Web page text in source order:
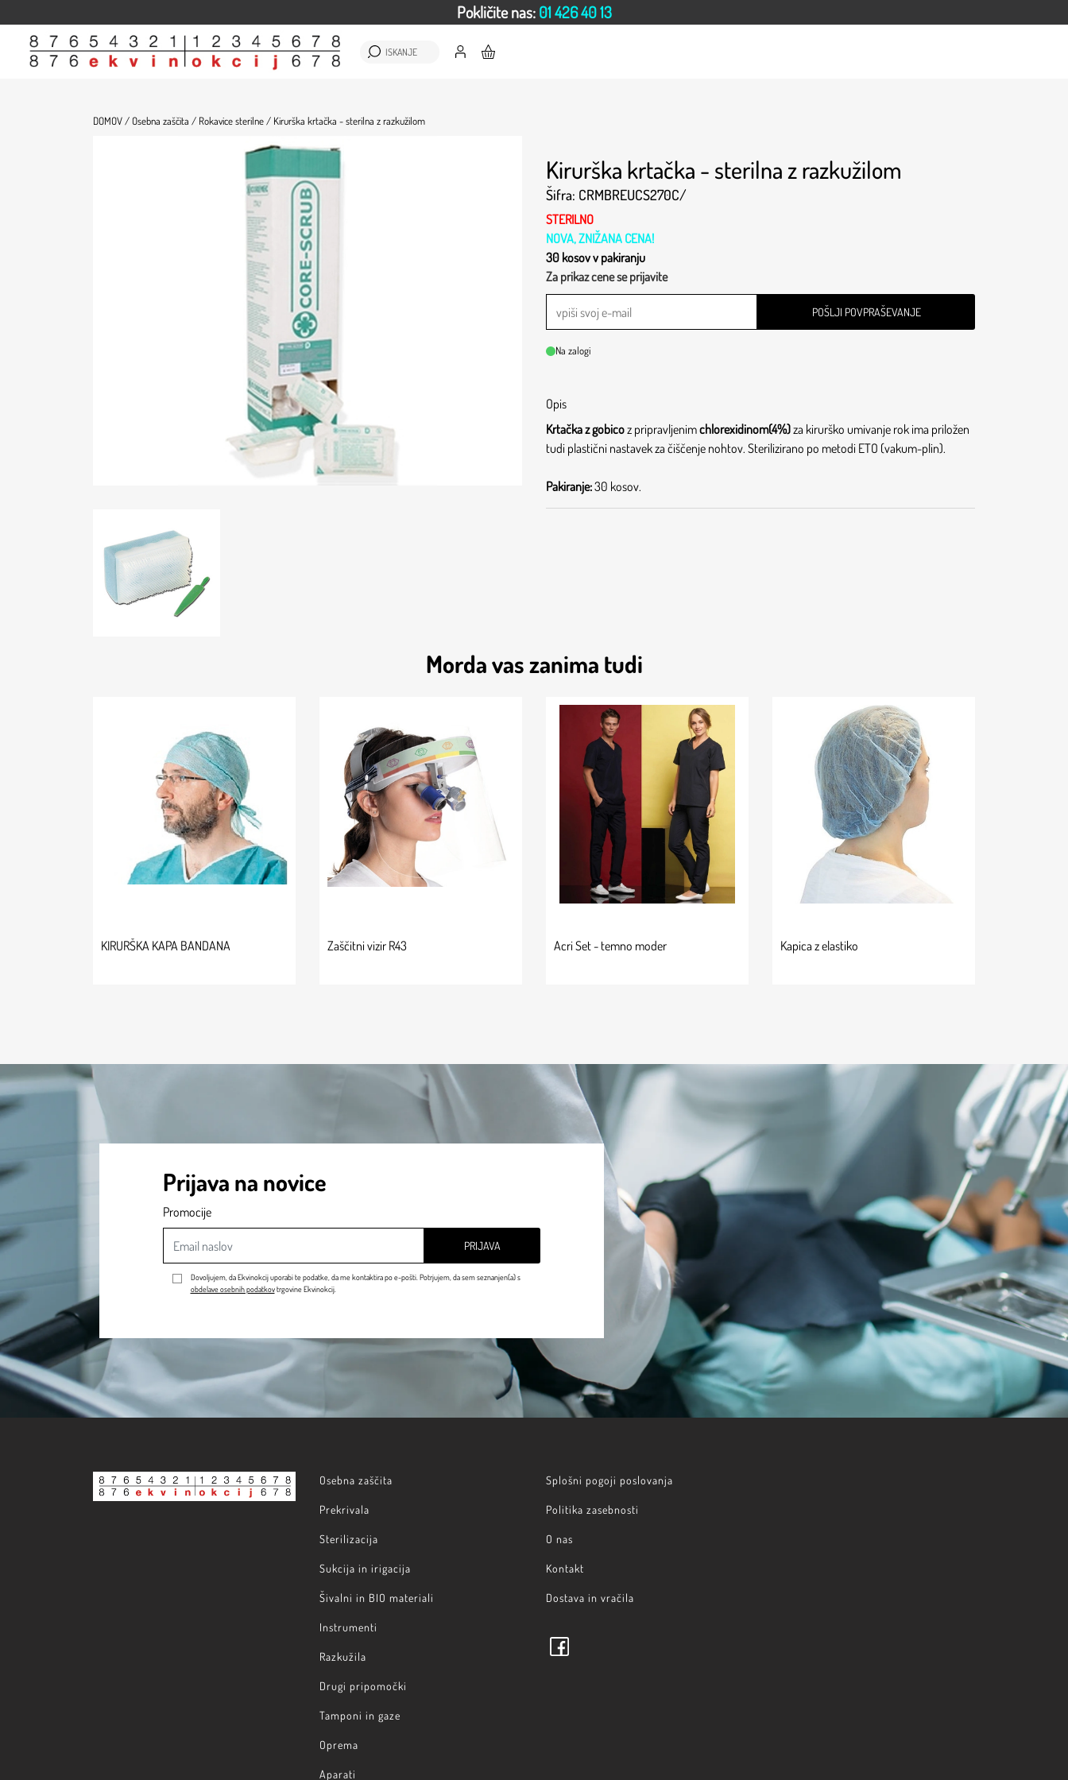
Pokličite nas:01 426 40 13
Domov Trgovina Članki O nas Kontakt ISKANJE
DOMOV /Osebna zaščita / Rokavice sterilne / Kirurška krtačka - sterilna z razkužilom
Kirurška krtačka - sterilna z razkužilom
Šifra: CRMBREUCS270C/
STERILNO
NOVA, ZNIŽANA CENA!
30 kosov v pakiranju
Za prikaz cene se prijavite
POŠLJI POVPRAŠEVANJE
Na zalogi
Opis
Krtačka z gobicoz pripravljenimchlorexidinom(4%)za kirurško umivanje rok ima priložen
tudi plastični nastavek za čiščenje nohtov. Sterilizirano po metodi ETO (vakum-plin).
Pakiranje:30 kosov.
Morda vas zanima tudi
KIRURŠKA KAPA BANDANA Zaščitni vizir R43 Acri Set - temno moder Kapica z elastiko
Prijava na novice
Promocije
PRIJAVA
Dovoljujem, da Ekvinokcij uporabi te podatke, da me kontaktira po e-pošti. Potrjujem, da sem seznanjen(a) s
obdelave osebnih podatkovtrgovine Ekvinokcij.
Osebna zaščita
Prekrivala
Sterilizacija
Sukcija in irigacija
Šivalni in BIO materiali
Instrumenti
Razkužila
Drugi pripomočki
Tamponi in gaze
Oprema
Aparati
Splošni pogoji poslovanja
Politika zasebnosti
O nas
Kontakt
Dostava in vračila